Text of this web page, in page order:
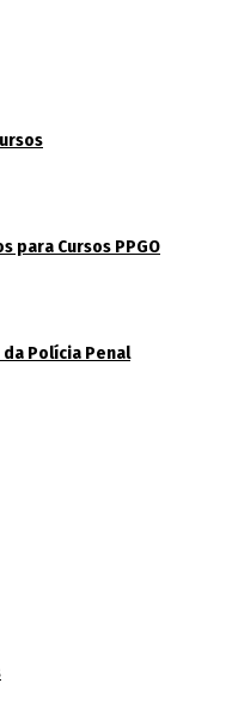
para Cursos PPGO
da Polícia Penal